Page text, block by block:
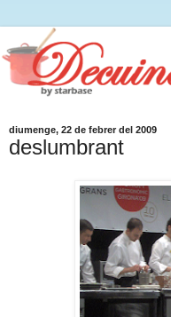
diumenge, 22 de febrer del 2009
deslumbrant